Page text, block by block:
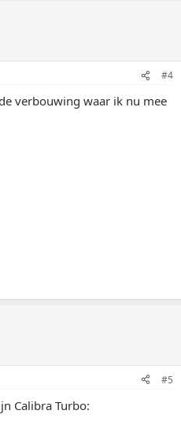
#4
verbouwing waar ik nu mee
#5
Calibra Turbo: